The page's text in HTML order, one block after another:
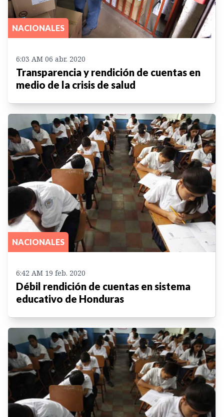
NACIONALES
6:03 AM 06 abr. 2020
Transparencia y rendición de cuentas en
medio de la crisis de salud
NACIONALES
6:42 AM 19 feb. 2020
Débil rendición de cuentas en sistema
educativo de Honduras